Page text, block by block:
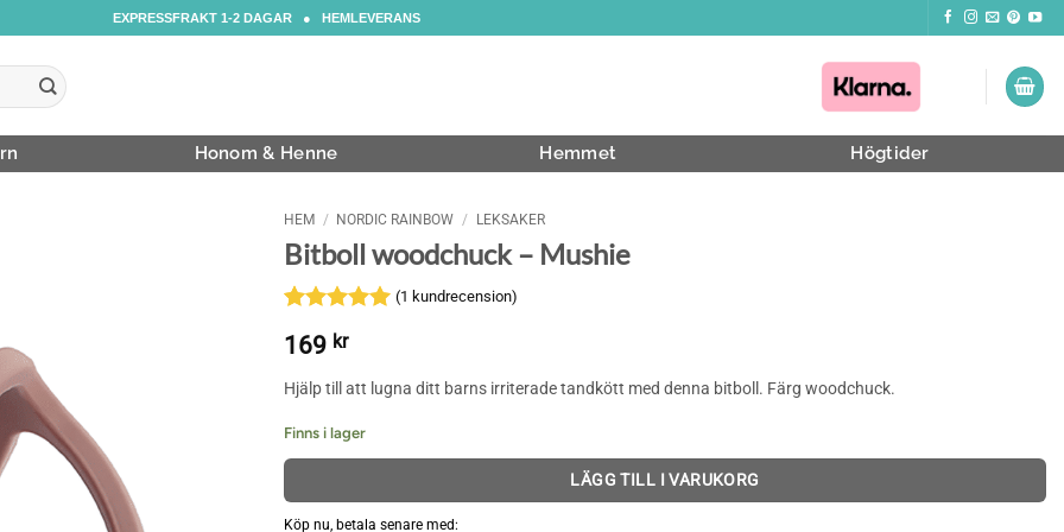
EXPRESSFRAKT 1-2 DAGAR ● HEMLEVERANS
Honom & Henne Hemmet Högtider
HEM / NORDIC RAINBOW / LEKSAKER
Bitboll woodchuck – Mushie
Betygsatt
av 5
kundrecension
(1 kundrecension)
169 kr
Hjälp till att lugna ditt barns irriterade tandkött med denna bitboll. Färg woodchuck.
Finns i lager
LÄGG TILL I VARUKORG
Köp nu, betala senare med: